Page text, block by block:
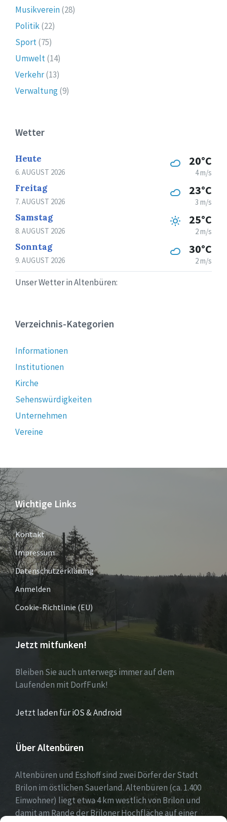
Musikverein(28)
Politik(22)
Sport(75)
Umwelt(14)
Verkehr(13)
Verwaltung(9)
Wetter
Heute
6. AUGUST 2026
20°C
4 m/s
Freitag
7. AUGUST 2026
23°C
3 m/s
Samstag
8. AUGUST 2026
25°C
2 m/s
Sonntag
9. AUGUST 2026
30°C
2 m/s
Unser Wetter in Altenbüren:
Verzeichnis-Kategorien
Informationen
Institutionen
Kirche
Sehenswürdigkeiten
Unternehmen
Vereine
Wichtige Links
Kontakt
Impressum
Datenschutzerklärung
Anmelden
Cookie-Richtlinie (EU)
Jetzt mitfunken!
Bleiben Sie auch unterwegs immer auf dem
Laufenden mit DorfFunk!
Jetzt laden für iOS & Android
Über Altenbüren
Altenbüren und Esshoff sind zwei Dörfer der Stadt
Brilon im östlichen Sauerland. Altenbüren (ca. 1.400
Einwohner) liegt etwa 4 km westlich von Brilon und
damit am Rande der Briloner Hochfläche auf einer